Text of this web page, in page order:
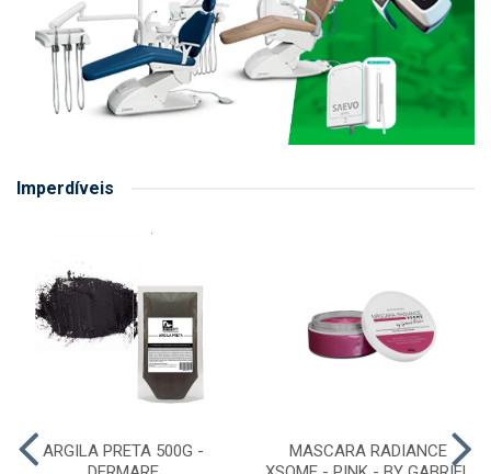
Imperdíveis
ARGILA PRETA 500G -
MASCARA RADIANCE